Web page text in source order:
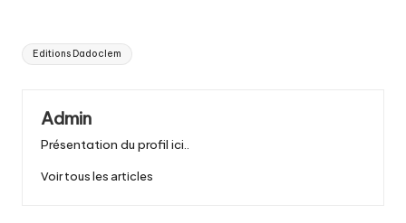
Tags:
Editions Dadoclem
Admin
Présentation du profil ici..
Voir tous les articles